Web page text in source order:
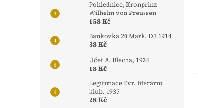
Pohlednice, Kronprinz
Wilhelm von Preussen
158 Kč
Bankovka 20 Mark, D3 1914
38 Kč
Účet A. Blecha, 1934
18 Kč
Legitimace Evr. literární
klub, 1937
28 Kč